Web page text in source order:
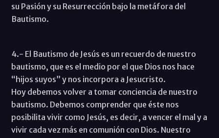
su Pasión y su Resurrección bajo la metáfora del
Bautismo.
4.- El Bautismo de Jesús es un recuerdo de nuestro
bautismo, que es el medio por el que Dios nos hace
“hijos suyos” y nos incorpora a Jesucristo.
Hoy debemos volver a tomar conciencia de nuestro
bautismo. Debemos comprender que éste nos
posibilita vivir como Jesús, es decir, a vencer el mal y a
vivir cada vez más en comunión con Dios. Nuestro